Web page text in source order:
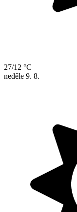
27/12 °C
neděle 9. 8.